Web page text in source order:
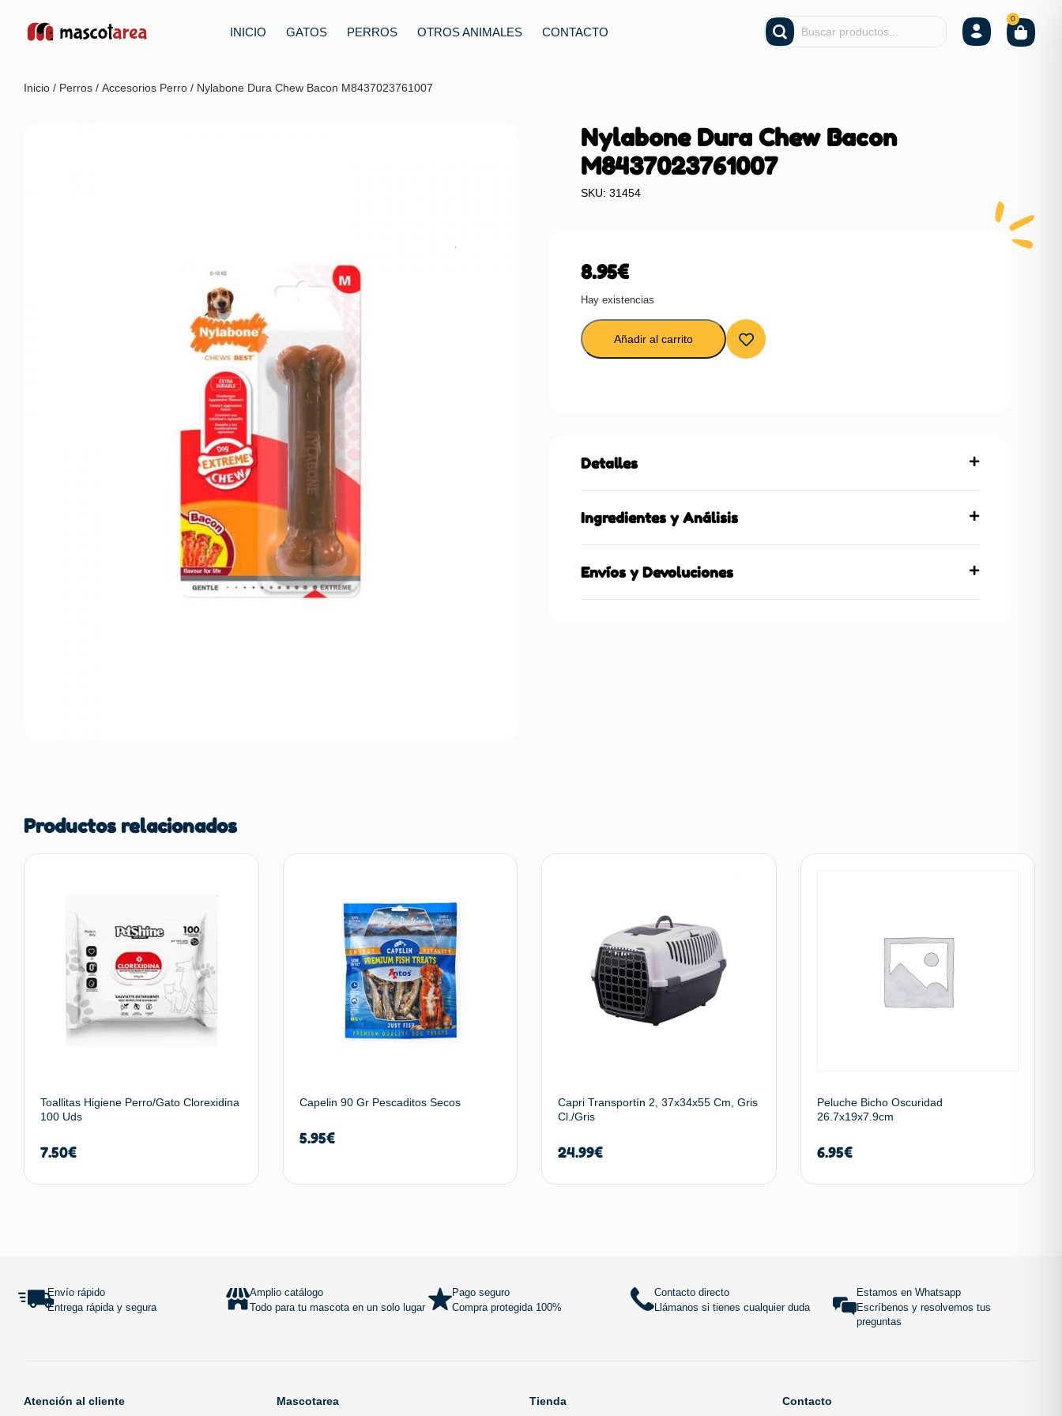
INICIO GATOS PERROS OTROS ANIMALES CONTACTO
0
Inicio / Perros / Accesorios Perro / Nylabone Dura Chew Bacon M8437023761007
Nylabone Dura Chew Bacon
M8437023761007
SKU: 31454
8.95€
Hay existencias
Añadir al carrito
Detalles
Ingredientes y Análisis
Envíos y Devoluciones
Productos relacionados
Toallitas Higiene Perro/Gato Clorexidina
100 Uds
7.50€
Capelin 90 Gr Pescaditos Secos
5.95€
Capri Transportín 2, 37x34x55 Cm, Gris
Cl./Gris
24.99€
Peluche Bicho Oscuridad
26.7x19x7.9cm
6.95€
Envío rápido
Entrega rápida y segura
Amplio catálogo
Todo para tu mascota en un solo lugar
Pago seguro
Compra protegida 100%
Contacto directo
Llámanos si tienes cualquier duda
Estamos en Whatsapp
Escríbenos y resolvemos tus
preguntas
Atención al cliente Mascotarea Tienda Contacto